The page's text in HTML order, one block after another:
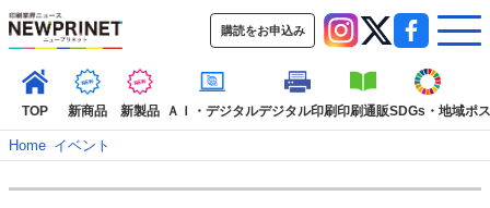
購読をお申込み
TOP 新商品 新製品 ＡＩ・デジタルデジタル印刷印刷通販SDGs・地域ポ
Home–イベント